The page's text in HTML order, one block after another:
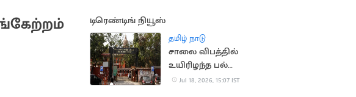
டிரெண்டிங் நியூஸ்
தமிழ் நாடு
சாலை விபத்தில்
உயிரிழந்த பல்
மருத்துவரின்
Jul 18, 2026, 15:07 IST